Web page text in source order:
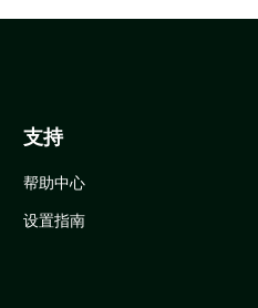
支持
帮助中心
设置指南